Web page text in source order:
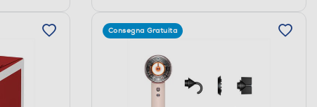
Consegna Gratuita